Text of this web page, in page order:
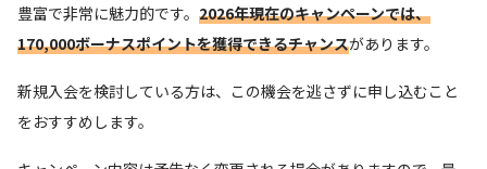
豊富で非常に魅力的です。 2026年現在のキャンペーンでは、
170,000ボーナスポイントを獲得できるチャンスがあります。
新規入会を検討している方は、この機会を逃さずに申し込むこと
をおすすめします。